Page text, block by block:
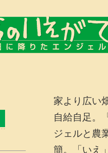
家より広い
自給自足。
ジェルと農
簡。「いえ